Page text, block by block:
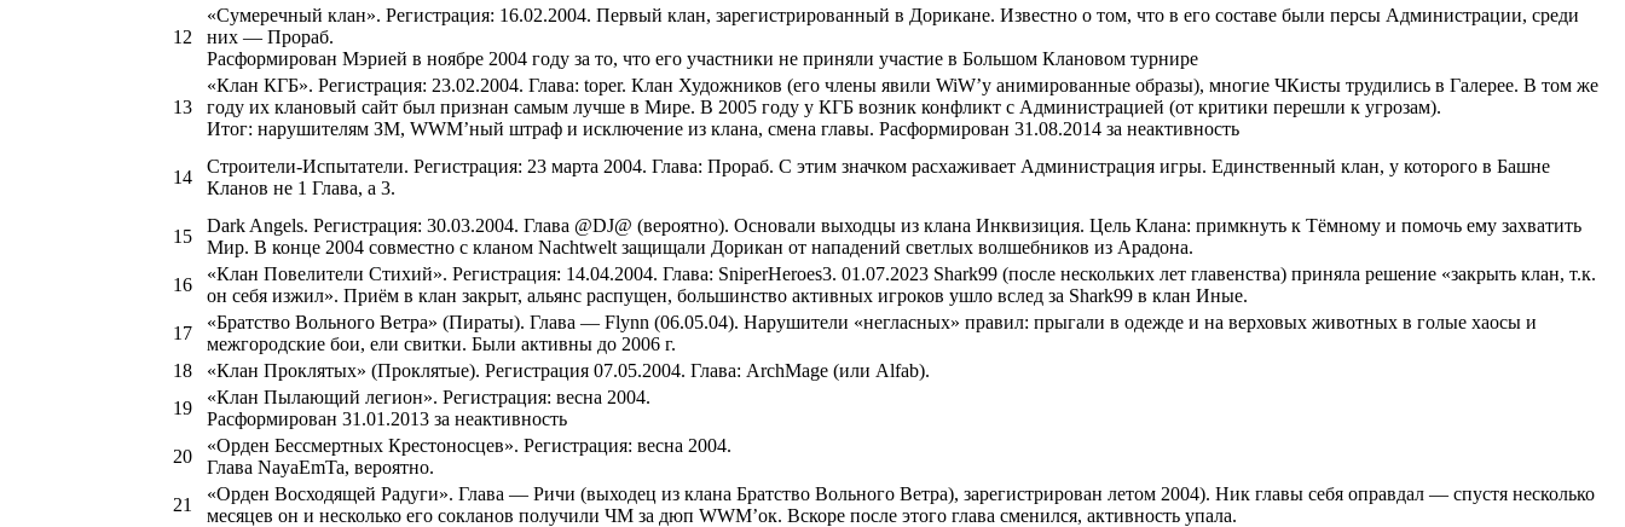
12
«Сумеречный клан». Регистрация: 16.02.2004. Первый клан, зарегистрированный в Дорикане. Известно о том, что в его составе были персы Администрации, среди
них — Прораб.
Расформирован Мэрией в ноябре 2004 году за то, что его участники не приняли участие в Большом Клановом турнире
13
«Клан КГБ». Регистрация: 23.02.2004. Глава: toper. Клан Художников (его члены явили WiW’у анимированные образы), многие ЧКисты трудились в Галерее. В том же
году их клановый сайт был признан самым лучше в Мире. В 2005 году у КГБ возник конфликт с Администрацией (от критики перешли к угрозам).
Итог: нарушителям ЗМ, WWM’ный штраф и исключение из клана, смена главы. Расформирован 31.08.2014 за неактивность
14
Строители-Испытатели. Регистрация: 23 марта 2004. Глава: Прораб. С этим значком расхаживает Администрация игры. Единственный клан, у которого в Башне
Кланов не 1 Глава, а 3.
15
Dark Angels. Регистрация: 30.03.2004. Глава @DJ@ (вероятно). Основали выходцы из клана Инквизиция. Цель Клана: примкнуть к Тёмному и помочь ему захватить
Мир. В конце 2004 совместно с кланом Nachtwelt защищали Дорикан от нападений светлых волшебников из Арадона.
16
«Клан Повелители Стихий». Регистрация: 14.04.2004. Глава: SniperHeroes3. 01.07.2023 Shark99 (после нескольких лет главенства) приняла решение «закрыть клан, т.к.
он себя изжил». Приём в клан закрыт, альянс распущен, большинство активных игроков ушло вслед за Shark99 в клан Иные.
17
«Братство Вольного Ветра» (Пираты). Глава — Flynn (06.05.04). Нарушители «негласных» правил: прыгали в одежде и на верховых животных в голые хаосы и
межгородские бои, ели свитки. Были активны до 2006 г.
18
«Клан Проклятых» (Проклятые). Регистрация 07.05.2004. Глава: ArchMage (или Аlfab).
19
«Клан Пылающий легион». Регистрация: весна 2004.
Расформирован 31.01.2013 за неактивность
20
«Орден Бессмертных Крестоносцев». Регистрация: весна 2004.
Глава NayaEmTa, вероятно.
21
«Орден Восходящей Радуги». Глава — Ричи (выходец из клана Братство Вольного Ветра), зарегистрирован летом 2004). Ник главы себя оправдал — спустя несколько
месяцев он и несколько его сокланов получили ЧМ за дюп WWM’ок. Вскоре после этого глава сменился, активность упала.